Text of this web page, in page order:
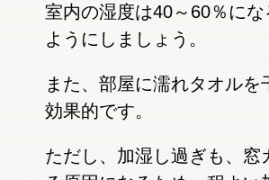
室内の湿度は40～60％に
ようにしましょう。
また、部屋に濡れタオル
効果的です。
ただし、加湿し過ぎも、